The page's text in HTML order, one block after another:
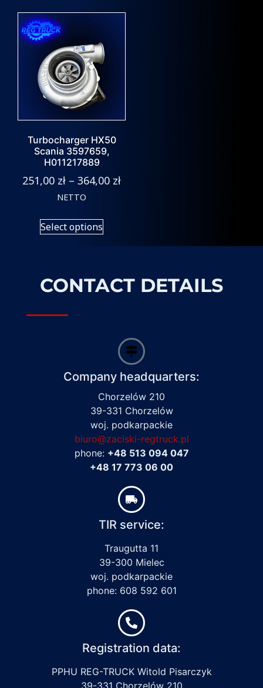
Turbocharger HX50
Scania 3597659,
H011217889
251,00 zł – 364,00 zł
NETTO
Select options
CONTACT DETAILS
Company headquarters:
Chorzelów 210
39-331 Chorzelów
woj. podkarpackie
biuro@zaciski-regtruck.pl
phone: +48 513 094 047
+48 17 773 06 00
TIR service:
Traugutta 11
39-300 Mielec
woj. podkarpackie
phone: 608 592 601
Registration data:
PPHU REG-TRUCK Witold Pisarczyk
39-331 Chorzelów 210